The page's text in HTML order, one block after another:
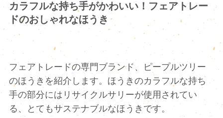
カラフルな持ち手がかわいい！フェアトレー
ドのおしゃれなほうき
フェアトレードの専門ブランド、ピープルツリー
のほうきを紹介します。ほうきのカラフルな持ち
手の部分にはリサイクルサリーが使用されてい
る、とてもサステナブルなほうきです。